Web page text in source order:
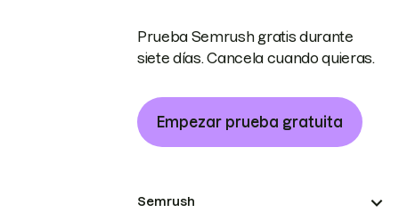
Prueba Semrush gratis durante
siete días. Cancela cuando quieras.
Empezar prueba gratuita
Semrush